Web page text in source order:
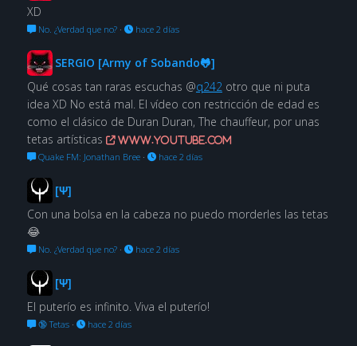
XD
No. ¿Verdad que no?· hace 2 días
SERGIO [Army of Sobando🐸]
Qué cosas tan raras escuchas @q242 otro que ni puta
idea XD No está mal. El vídeo con restricción de edad es
como el clásico de Duran Duran, The chauffeur, por unas
tetas artísticas
www.youtube.com
Quake FM: Jonathan Bree· hace 2 días
[Ψ]
Con una bolsa en la cabeza no puedo morderles las tetas
😂
No. ¿Verdad que no?· hace 2 días
[Ψ]
El puterío es infinito. Viva el puterío!
🔞 Tetas· hace 2 días